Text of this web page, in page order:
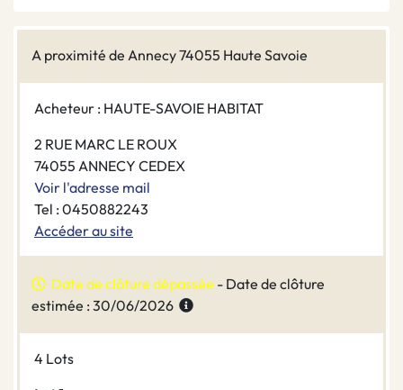
A proximité de Annecy 74055 Haute Savoie
Acheteur : HAUTE-SAVOIE HABITAT
2 RUE MARC LE ROUX
74055 ANNECY CEDEX
Voir l'adresse mail
Tel : 0450882243
Accéder au site
Date de clôture dépassée - Date de clôture
estimée : 30/06/2026
4 Lots